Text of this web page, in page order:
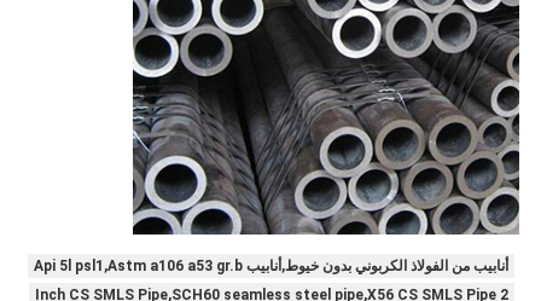
أنابيب من الفولاذ الكربوني بدون خيوط,أنابيب Api 5l psl1,Astm a106 a53 gr.b
2 Inch CS SMLS Pipe,SCH60 seamless steel pipe,X56 CS SMLS Pipe